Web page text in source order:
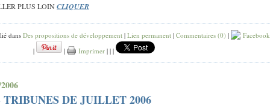
PLUS LOINCLIQUER
dans Des propositions de développement | Lien permanent | Commentaires (0) |
Facebook
|
| Imprimer | | |
TRIBUNES DE JUILLET 2006